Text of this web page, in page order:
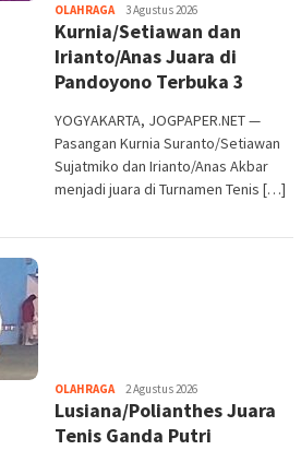
OLAHRAGAHeri
Purwata
3 Agustus 2026
Kurnia/Setiawan dan
Irianto/Anas Juara di
Pandoyono Terbuka 3
YOGYAKARTA, JOGPAPER.NET —
Pasangan Kurnia Suranto/Setiawan
Sujatmiko dan Irianto/Anas Akbar
menjadi juara di Turnamen Tenis […]
OLAHRAGAHeri
Purwata
2 Agustus 2026
Lusiana/Polianthes Juara
Tenis Ganda Putri